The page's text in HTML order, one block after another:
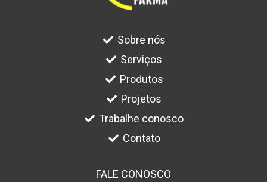
Sobre nós
Serviços
Produtos
Projetos
Trabalhe conosco
Contato
FALE CONOSCO